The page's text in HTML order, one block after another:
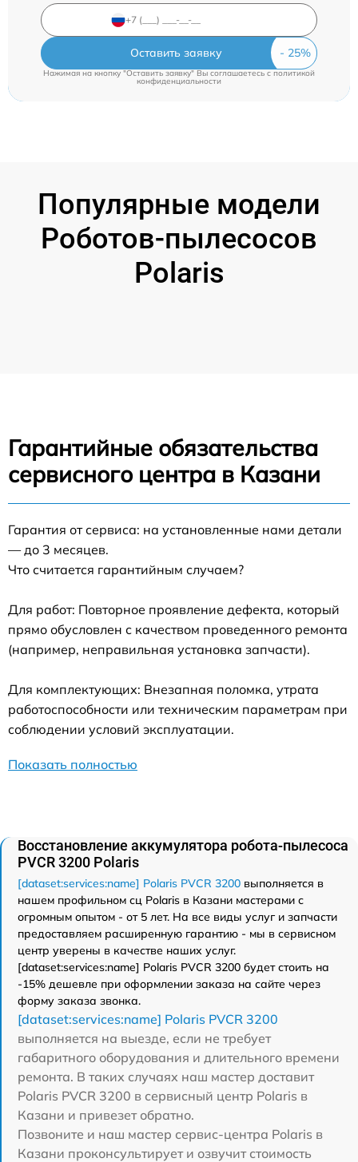
Оставить заявку
Нажимая на кнопку "Оставить заявку" Вы соглашаетесь cполитикой
конфиденциальности
Популярные модели
Роботов-пылесосов
Polaris
Гарантийные обязательства
сервисного центра в Казани
Гарантия от сервиса: на установленные нами детали
— до 3 месяцев.
Что считается гарантийным случаем?
Для работ: Повторное проявление дефекта, который
прямо обусловлен с качеством проведенного ремонта
(например, неправильная установка запчасти).
Для комплектующих: Внезапная поломка, утрата
работоспособности или техническим параметрам при
соблюдении условий эксплуатации.
Показать полностью
Восстановление аккумулятора робота-пылесоса
PVCR 3200 Polaris
[dataset:services:name] Polaris PVCR 3200 выполняется в
нашем профильном сц Polaris в Казани мастерами с
огромным опытом - от 5 лет. На все виды услуг и запчасти
предоставляем расширенную гарантию - мы в сервисном
центр уверены в качестве наших услуг.
[dataset:services:name] Polaris PVCR 3200 будет стоить на
-15% дешевле при оформлении заказа на сайте через
форму заказа звонка.
[dataset:services:name] Polaris PVCR 3200
выполняется на выезде, если не требует
габаритного оборудования и длительного времени
ремонта. В таких случаях наш мастер доставит
Polaris PVCR 3200 в сервисный центр Polaris в
Казани и привезет обратно.
Позвоните и наш мастер сервис-центра Polaris в
Казани проконсультирует и озвучит стоимость